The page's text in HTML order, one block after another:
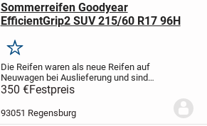
Sommerreifen Goodyear
EfficientGrip2 SUV 215/60 R17 96H
Merken
Die Reifen waren als neue Reifen auf
Neuwagen bei Auslieferung und sind
maximal 2 Monate gefahren worden und
maximal 1000 km gefahren.
im Herbst auf Ganzjahresreifen
gewechselt.
Wichtig:...
350 €Festpreis
93051 Regensburg